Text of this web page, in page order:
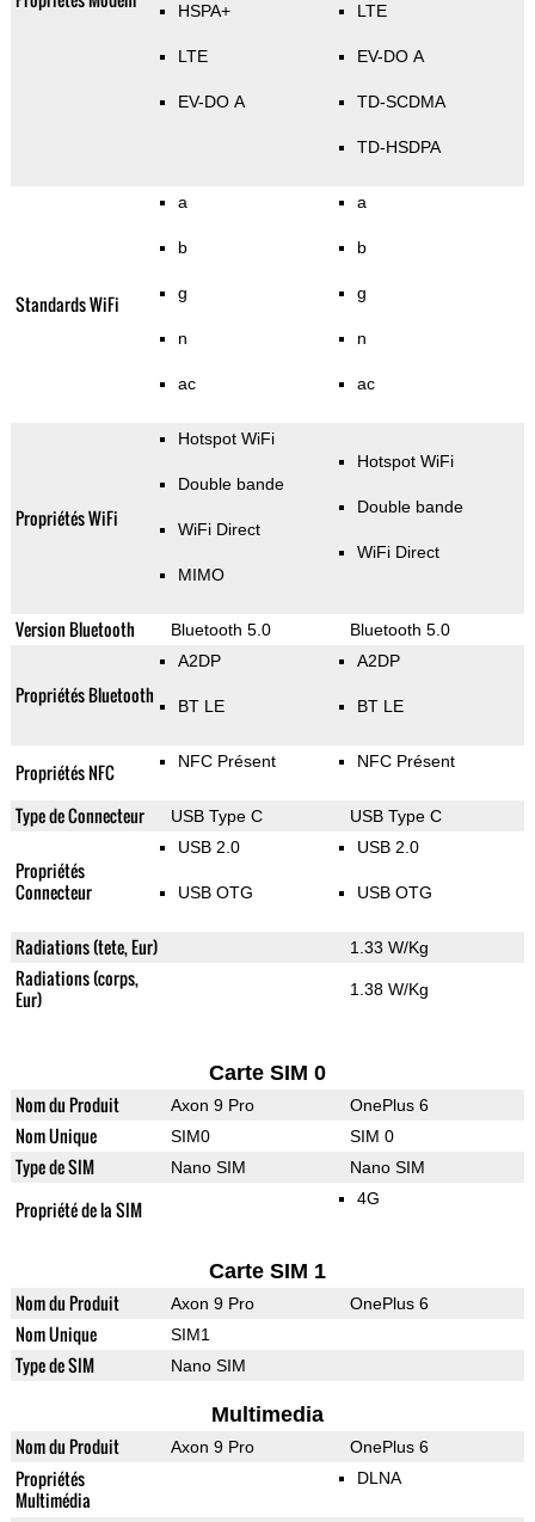
HSPA+
LTE
EV-DO A
LTE
EV-DO A
TD-SCDMA
TD-HSDPA
Standards WiFi
a
b
g
n
ac
a
b
g
n
ac
Propriétés WiFi
Hotspot WiFi
Double bande
WiFi Direct
MIMO
Hotspot WiFi
Double bande
WiFi Direct
Version Bluetooth Bluetooth 5.0 Bluetooth 5.0
Propriétés Bluetooth
A2DP
BT LE
A2DP
BT LE
Propriétés NFC NFC Présent NFC Présent
Type de Connecteur USB Type C USB Type C
Propriétés
Connecteur
USB 2.0
USB OTG
USB 2.0
USB OTG
Radiations (tete, Eur) 1.33 W/Kg
Radiations (corps,
Eur)
1.38 W/Kg
Carte SIM 0
Nom du Produit Axon 9 Pro OnePlus 6
Nom Unique SIM0 SIM 0
Type de SIM Nano SIM Nano SIM
Propriété de la SIM 4G
Carte SIM 1
Nom du Produit Axon 9 Pro OnePlus 6
Nom Unique SIM1
Type de SIM Nano SIM
Multimedia
Nom du Produit Axon 9 Pro OnePlus 6
Propriétés
Multimédia
DLNA